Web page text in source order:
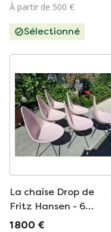
À partir de 500 €
Sélectionné
La chaise Drop de
Fritz Hansen - 6
pièces
1 800 €